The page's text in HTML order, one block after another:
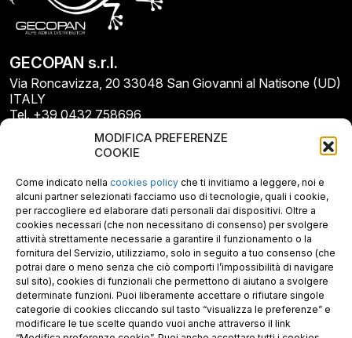
MODIFICA PREFERENZE
COOKIE
Come indicato nella cookies policy che ti invitiamo a leggere, noi e
alcuni partner selezionati facciamo uso di tecnologie, quali i cookie,
per raccogliere ed elaborare dati personali dai dispositivi. Oltre a
cookies necessari (che non necessitano di consenso) per svolgere
attività strettamente necessarie a garantire il funzionamento o la
fornitura del Servizio, utilizziamo, solo in seguito a tuo consenso (che
potrai dare o meno senza che ciò comporti l’impossibilità di navigare
sul sito), cookies di funzionali che permettono di aiutano a svolgere
determinate funzioni. Puoi liberamente accettare o rifiutare singole
categorie di cookies cliccando sul tasto “visualizza le preferenze” e
modificare le tue scelte quando vuoi anche attraverso il link
GECOPAN s.r.l.
Via Roncavizza, 20 33048 San Giovanni al Natisone (UD)
ITALY
Tel. +39 0432 758696
E-mail: info@gecopan.it
E-mail PEC: gecopan@pec.it
P.I. E C.F. 02487660306
N. REA UD 264834
Capitale sociale € 30.000